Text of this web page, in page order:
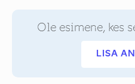
Ole esimene, kes
LISA